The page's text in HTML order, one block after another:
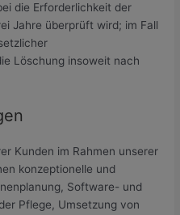
die Erforderlichkeit der
Jahre überprüft wird; im Fall
Löschung insoweit nach
Kunden im Rahmen unserer
konzeptionelle und
Software- und
Pflege, Umsetzung von